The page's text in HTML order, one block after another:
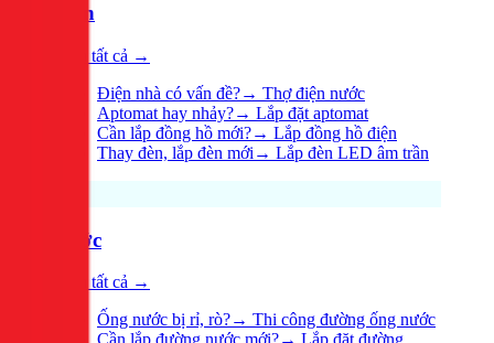
Điện
Xem tất cả →
Điện nhà có vấn đề?→ Thợ điện nước
Aptomat hay nhảy?→ Lắp đặt aptomat
Cần lắp đồng hồ mới?→ Lắp đồng hồ điện
Thay đèn, lắp đèn mới → Lắp đèn LED âm trần
Nước
Xem tất cả →
Ống nước bị rỉ, rò?→ Thi công đường ống nước